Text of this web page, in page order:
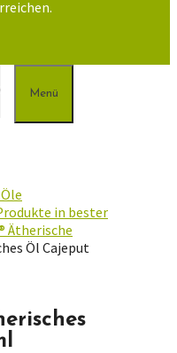
Menü
in bester
Ätherische
Öl Cajeput